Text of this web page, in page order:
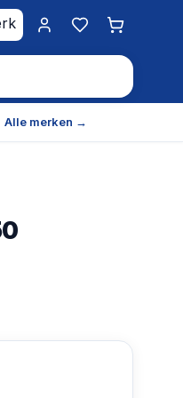
Mijn account
Favorieten
Alle merken →
6 kg 1000 RPM Wit
6 kg 1000 RPM Wit